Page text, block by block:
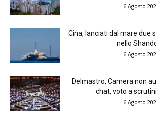
6 Agosto
Cina, lanciati dal mare due
nello
6 Agosto
Delmastro, Camera non
chat, voto a
6 Agosto